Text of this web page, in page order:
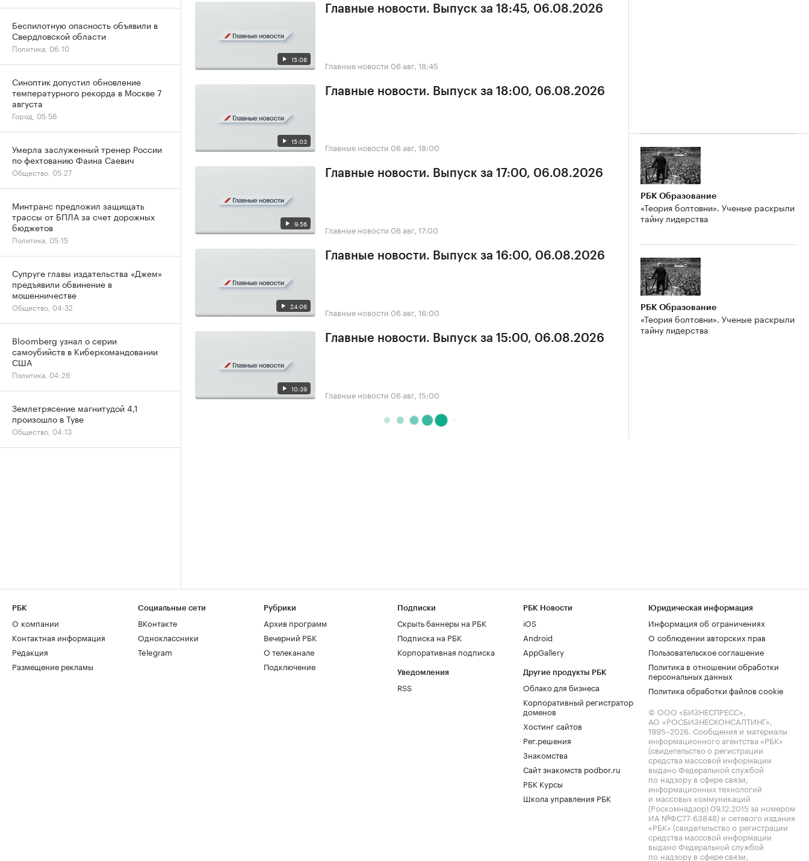
15:08
Главные новости. Выпуск за 18:45, 06.08.2026
Главные новости 06 авг, 18:45
15:03
Главные новости. Выпуск за 18:00, 06.08.2026
Главные новости 06 авг, 18:00
9:56
Главные новости. Выпуск за 17:00, 06.08.2026
Главные новости 06 авг, 17:00
24:06
Главные новости. Выпуск за 16:00, 06.08.2026
Главные новости 06 авг, 16:00
10:39
Главные новости. Выпуск за 15:00, 06.08.2026
Главные новости 06 авг, 15:00
РБК Образование
«Теория болтовни». Ученые раскрыли
тайну лидерства
РБК Образование
«Теория болтовни». Ученые раскрыли
тайну лидерства
Беспилотную опасность объявили в
Свердловской области
Политика, 06:10
Синоптик допустил обновление
температурного рекорда в Москве 7
августа
Город, 05:56
Умерла заслуженный тренер России
по фехтованию Фаина Саевич
Общество, 05:27
Минтранс предложил защищать
трассы от БПЛА за счет дорожных
бюджетов
Политика, 05:15
Супруге главы издательства «Джем»
предъявили обвинение в
мошенничестве
Общество, 04:32
Bloomberg узнал о серии
самоубийств в Киберкомандовании
США
Политика, 04:26
Землетрясение магнитудой 4,1
произошло в Туве
Общество, 04:13
РБК
О компании
Контактная информация
Редакция
Размещение рекламы
Социальные сети
ВКонтакте
Одноклассники
Telegram
Рубрики
Архив программ
Вечерний РБК
О телеканале
Подключение
Подписки
Скрыть баннеры на РБК
Подписка на РБК
Корпоративная подписка
Уведомления
RSS
РБК Новости
iOS
Android
AppGallery
Другие продукты РБК
Облако для бизнеса
Корпоративный регистратор
доменов
Хостинг сайтов
Рег.решения
Знакомства
Сайт знакомств podbor.ru
РБК Курсы
Школа управления РБК
Юридическая информация
Информация об ограничениях
О соблюдении авторских прав
Пользовательское соглашение
Политика в отношении обработки
персональных данных
Политика обработки файлов cookie
© ООО «БИЗНЕСПРЕСС»,
АО «РОСБИЗНЕСКОНСАЛТИНГ»,
1995–2026. Сообщения и материалы
информационного агентства «РБК»
(свидетельство о регистрации
средства массовой информации
выдано Федеральной службой
по надзору в сфере связи,
информационных технологий
и массовых коммуникаций
(Роскомнадзор) 09.12.2015 за номером
ИА №ФС77-63848) и сетевого издания
«РБК» (свидетельство о регистрации
средства массовой информации
выдано Федеральной службой
по надзору в сфере связи,